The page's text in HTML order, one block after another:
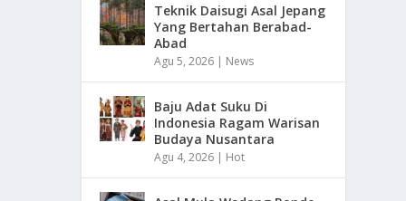
Teknik Daisugi Asal Jepang
Yang Bertahan Berabad-
Abad
Agu 5, 2026 | News
Baju Adat Suku Di
Indonesia Ragam Warisan
Budaya Nusantara
Agu 4, 2026 | Hot